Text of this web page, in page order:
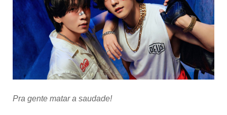
e
do
1º
single
Pra gente matar a saudade!